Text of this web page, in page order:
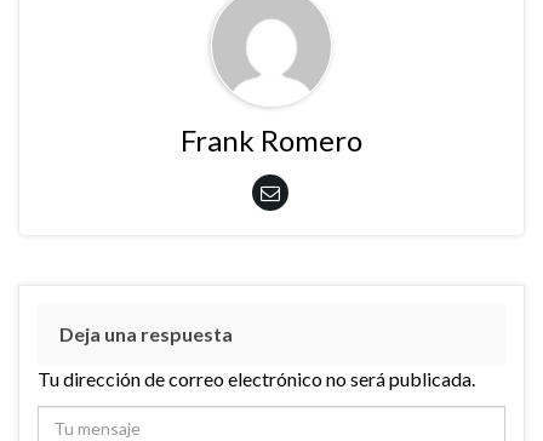
Frank Romero
Deja una respuesta
Tu dirección de correo electrónico no será publicada.